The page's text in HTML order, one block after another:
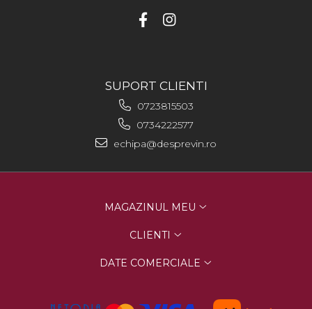
SUPORT CLIENTI
0723815503
0734222577
echipa@desprevin.ro
MAGAZINUL MEU
CLIENTI
DATE COMERCIALE